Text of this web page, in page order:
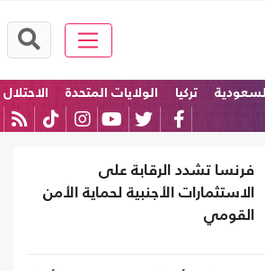
السعودية تركيا الولايات المتحدة
الاحتلال
فرنسا تشدد الرقابة على
الاستثمارات الأجنبية لحماية الأمن
القومي